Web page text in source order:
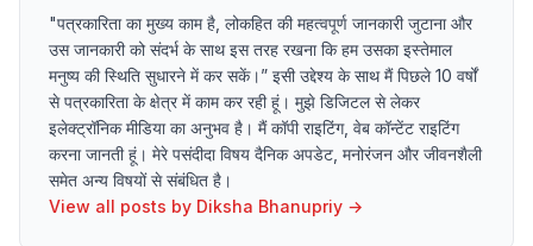
"पत्रकारिता का मुख्य काम है, लोकहित की महत्वपूर्ण जानकारी जुटाना और
उस जानकारी को संदर्भ के साथ इस तरह रखना कि हम उसका इस्तेमाल
मनुष्य की स्थिति सुधारने में कर सकें।” इसी उद्देश्य के साथ मैं पिछले 10 वर्षों
से पत्रकारिता के क्षेत्र में काम कर रही हूं। मुझे डिजिटल से लेकर
इलेक्ट्रॉनिक मीडिया का अनुभव है। मैं कॉपी राइटिंग, वेब कॉन्टेंट राइटिंग
करना जानती हूं। मेरे पसंदीदा विषय दैनिक अपडेट, मनोरंजन और जीवनशैली
समेत अन्य विषयों से संबंधित है।
View all posts by Diksha Bhanupriy →